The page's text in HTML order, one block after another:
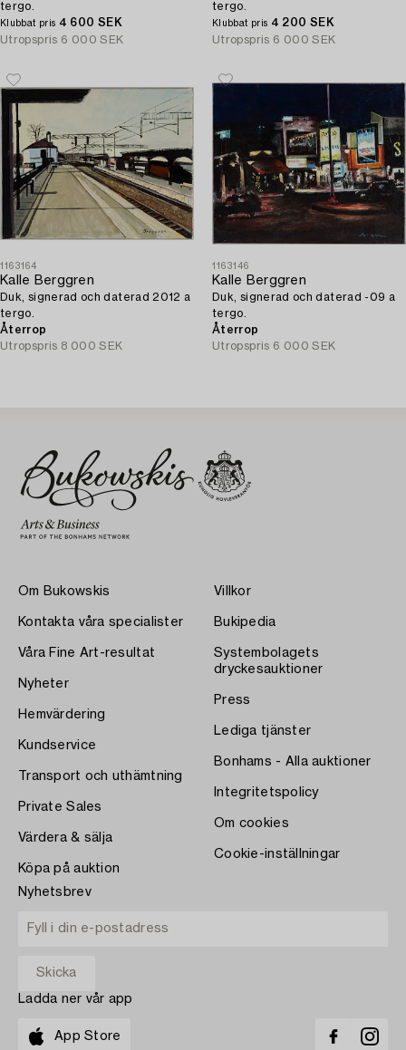
tergo.
Klubbat pris 4 600 SEK
Utropspris 6 000 SEK
tergo.
Klubbat pris 4 200 SEK
Utropspris 6 000 SEK
1163164
Kalle Berggren
Duk, signerad och daterad 2012 a
tergo.
Återrop
Utropspris 8 000 SEK
1163146
Kalle Berggren
Duk, signerad och daterad -09 a
tergo.
Återrop
Utropspris 6 000 SEK
Om Bukowskis
Kontakta våra specialister
Våra Fine Art-resultat
Nyheter
Hemvärdering
Kundservice
Transport och uthämtning
Private Sales
Värdera & sälja
Köpa på auktion
Villkor
Bukipedia
Systembolagets
dryckesauktioner
Press
Lediga tjänster
Bonhams - Alla auktioner
Integritetspolicy
Om cookies
Cookie-inställningar
Nyhetsbrev
Ladda ner vår app
App Store